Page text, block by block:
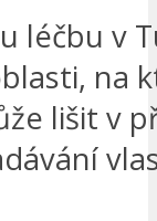
léčbu v
na
lišit v